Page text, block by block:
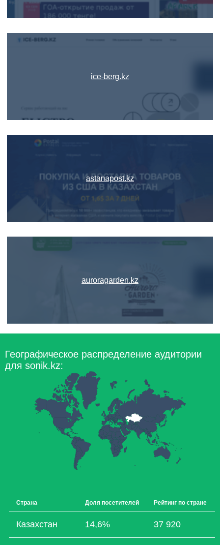
ice-berg.kz
astanapost.kz
auroragarden.kz
Географическое распределение аудитории
для sonik.kz:
Страна Доля посетителей Рейтинг по стране
Казахстан 14,6% 37 920